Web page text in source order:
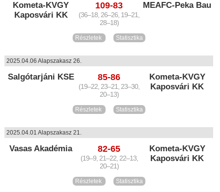
Kometa-KVGY
Kaposvári KK
109-83
(36–18, 26–26, 19–21,
28–18)
MEAFC-Peka Bau
Részletek Statisztika
2025.04.06 Alapszakasz 26.
Salgótarjáni KSE 85-86
(19–22, 23–21, 23–30,
20–13)
Kometa-KVGY
Kaposvári KK
Részletek Statisztika
2025.04.01 Alapszakasz 21.
Vasas Akadémia 82-65
(19–9, 21–22, 22–13,
20–21)
Kometa-KVGY
Kaposvári KK
Részletek Statisztika